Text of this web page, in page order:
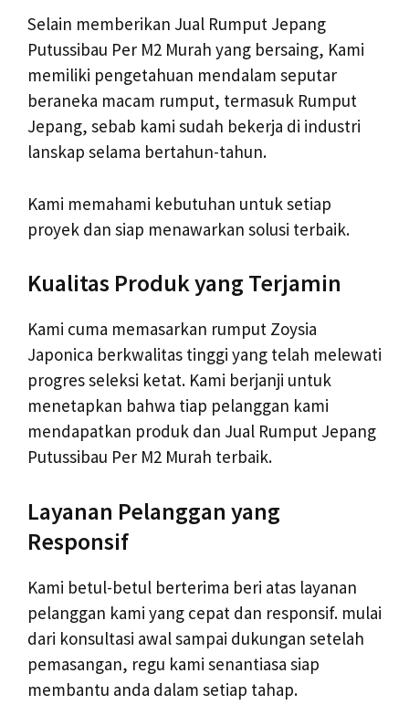
Selain memberikan Jual Rumput Jepang
Putussibau Per M2 Murah yang bersaing, Kami
memiliki pengetahuan mendalam seputar
beraneka macam rumput, termasuk Rumput
Jepang, sebab kami sudah bekerja di industri
lanskap selama bertahun-tahun.
Kami memahami kebutuhan untuk setiap
proyek dan siap menawarkan solusi terbaik.
Kualitas Produk yang Terjamin
Kami cuma memasarkan rumput Zoysia
Japonica berkwalitas tinggi yang telah melewati
progres seleksi ketat. Kami berjanji untuk
menetapkan bahwa tiap pelanggan kami
mendapatkan produk dan Jual Rumput Jepang
Putussibau Per M2 Murah terbaik.
Layanan Pelanggan yang
Responsif
Kami betul-betul berterima beri atas layanan
pelanggan kami yang cepat dan responsif. mulai
dari konsultasi awal sampai dukungan setelah
pemasangan, regu kami senantiasa siap
membantu anda dalam setiap tahap.